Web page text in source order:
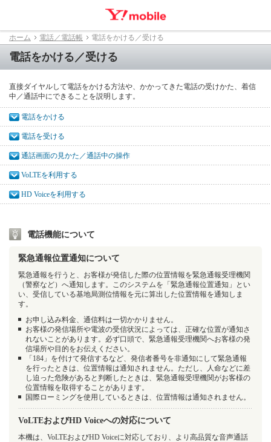
ホーム 電話／電話帳 電話をかける／受ける
電話をかける／受ける
直接ダイヤルして電話をかける方法や、かかってきた電話の受けかた、着信
中／通話中にできることを説明します。
電話をかける
電話を受ける
通話画面の見かた／通話中の操作
VoLTEを利用する
HD Voiceを利用する
電話機能について
緊急通報位置通知について
緊急通報を行うと、お客様が発信した際の位置情報を緊急通報受理機関
（警察など）へ通知します。このシステムを「緊急通報位置通知」とい
い、受信している基地局測位情報を元に算出した位置情報を通知しま
す。
お申し込み料金、通信料は一切かかりません。
お客様の発信場所や電波の受信状況によっては、正確な位置が通知さ
れないことがあります。必ず口頭で、緊急通報受理機関へお客様の発
信場所や目的をお伝えください。
「184」を付けて発信するなど、発信者番号を非通知にして緊急通報
を行ったときは、位置情報は通知されません。ただし、人命などに差
し迫った危険があると判断したときは、緊急通報受理機関がお客様の
位置情報を取得することがあります。
国際ローミングを使用しているときは、位置情報は通知されません。
VoLTEおよびHD Voiceへの対応について
本機は、VoLTEおよびHD Voiceに対応しており、より高品質な音声通話